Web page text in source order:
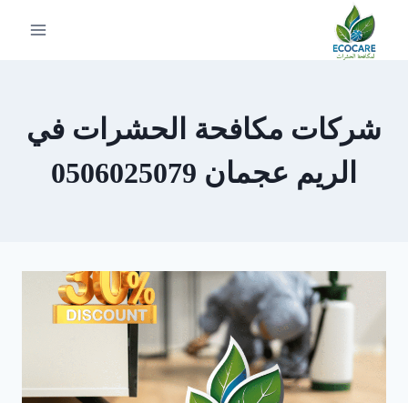
التجاوز
شركات مكافحة الحشرات في
الريم عجمان 0506025079